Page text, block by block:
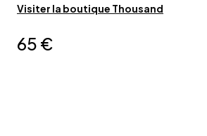
Visiter la boutique Thousand
65 €